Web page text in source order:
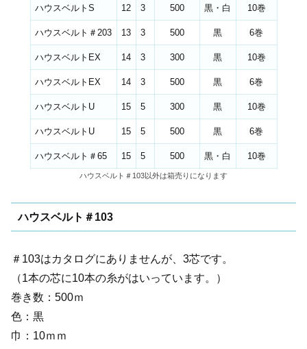
ハウスベルトS 12 3 500 黒・白 10巻
ハウスベルト＃203 13 3 500 黒 6巻
ハウスベルトEX 14 3 300 黒 10巻
ハウスベルトEX 14 3 500 黒 6巻
ハウスベルトU 15 5 300 黒 10巻
ハウスベルトU 15 5 500 黒 6巻
ハウスベルト＃65 15 5 500 黒・白 10巻
ハウスベルト＃103以外は箱売りになります
ハウスベルト＃103
＃103はカタログにありませんが、3芯です。
（1本の芯に10本の糸がはいっています。）
巻き数：500ｍ
色：黒
巾：10ｍｍ